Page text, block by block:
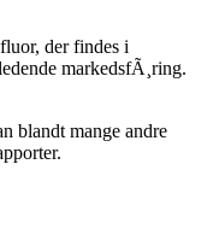
der findes i
markedsfÃ¸ring.
blandt mange andre